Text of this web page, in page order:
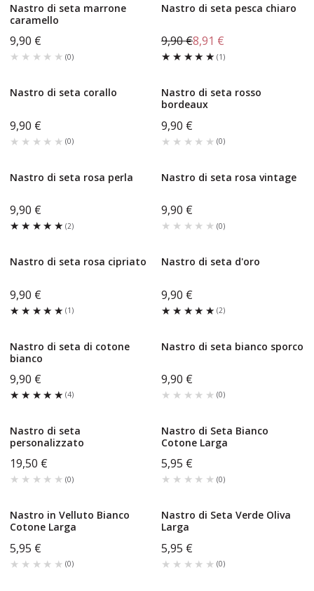
Nastro di seta marrone
caramello
9,90 €
★★★★★
★★★★★ (0)
Nastro di seta pesca chiaro
9,90 €8,91 €
★★★★★
★★★★★ (1)
Nastro di seta corallo
9,90 €
★★★★★
★★★★★ (0)
Nastro di seta rosso
bordeaux
9,90 €
★★★★★
★★★★★ (0)
Nastro di seta rosa perla
9,90 €
★★★★★
★★★★★ (2)
Nastro di seta rosa vintage
9,90 €
★★★★★
★★★★★ (0)
Nastro di seta rosa cipriato
9,90 €
★★★★★
★★★★★ (1)
Nastro di seta d'oro
9,90 €
★★★★★
★★★★★ (2)
Nastro di seta di cotone
bianco
9,90 €
★★★★★
★★★★★ (4)
Nastro di seta bianco sporco
9,90 €
★★★★★
★★★★★ (0)
Nastro di seta
personalizzato
19,50 €
★★★★★
★★★★★ (0)
Nastro di Seta Bianco
Cotone Larga
5,95 €
★★★★★
★★★★★ (0)
Nastro in Velluto Bianco
Cotone Larga
5,95 €
★★★★★
★★★★★ (0)
Nastro di Seta Verde Oliva
Larga
5,95 €
★★★★★
★★★★★ (0)